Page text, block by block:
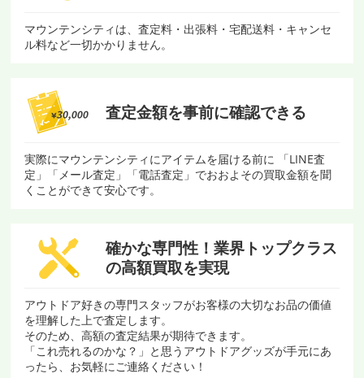
マウンテンシティは、査定料・出張料・宅配送料・キャンセ
ル料など一切かかりません。
査定金額を事前に確認できる
実際にマウンテンシティにアイテムを届ける前に 「LINE査
定」「メール査定」「電話査定」でおおよその買取金額を聞
くことができて安心です。
確かな専門性！ 業界トップクラス
の高額買取を実現
アウトドア好きの専門スタッフがお客様の大切なお品の価値
を理解した上で査定します。
そのため、高額の査定結果が期待できます。
「これ売れるのかな？」と思うアウトドアグッズが手元にあ
ったら、お気軽にご連絡ください！